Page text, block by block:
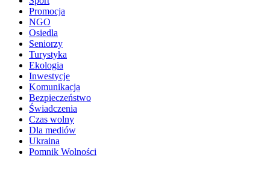
Promocja
NGO
Osiedla
Seniorzy
Turystyka
Ekologia
Inwestycje
Komunikacja
Bezpieczeństwo
Świadczenia
Czas wolny
Dla mediów
Ukraina
Pomnik Wolności